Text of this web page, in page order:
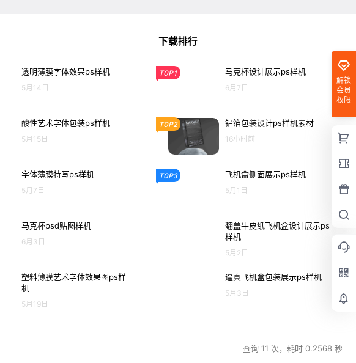
解锁
会员
权限
透明薄膜字体效果ps样机
5月14日
酸性艺术字体包装ps样机
5月15日
字体薄膜特写ps样机
5月7日
马克杯psd贴图样机
6月3日
塑料薄膜艺术字体效果图ps样
机
5月19日
下载排行
TOP1 马克杯设计展示ps样机
6月7日
TOP2 铝箔包装设计ps样机素材
16小时前
TOP3 飞机盒侧面展示ps样机
5月1日
翻盖牛皮纸飞机盒设计展示ps
样机
5月2日
逼真飞机盒包装展示ps样机
5月3日
查询 11 次，耗时 0.2568 秒